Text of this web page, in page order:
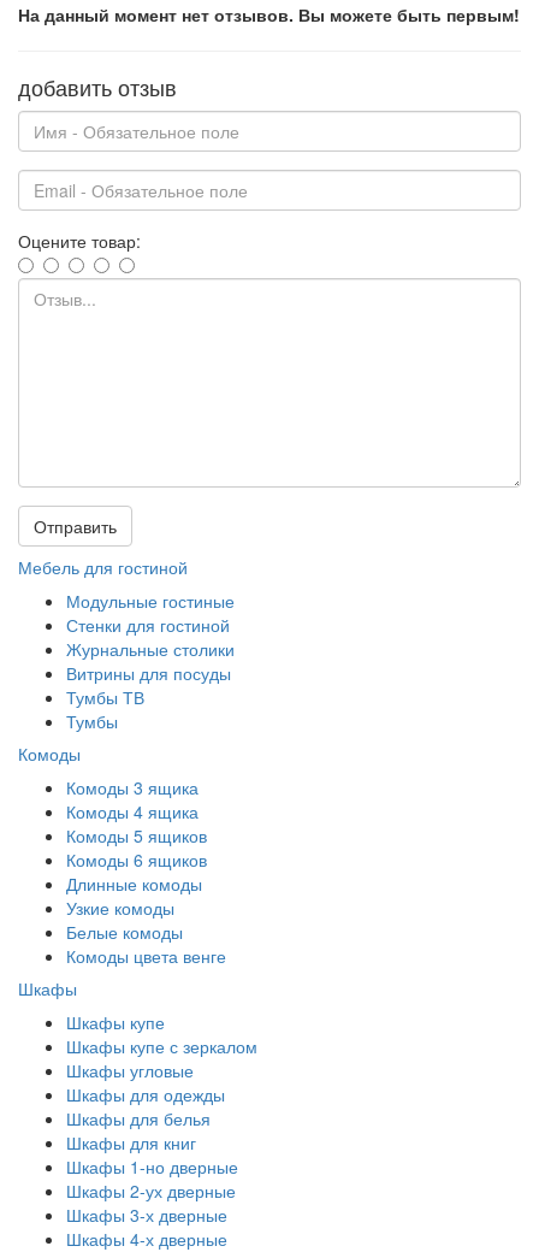
На данный момент нет отзывов. Вы можете быть первым!
добавить отзыв
Оцените товар:
Отправить
Мебель для гостиной
Модульные гостиные
Стенки для гостиной
Журнальные столики
Витрины для посуды
Тумбы ТВ
Тумбы
Комоды
Комоды 3 ящика
Комоды 4 ящика
Комоды 5 ящиков
Комоды 6 ящиков
Длинные комоды
Узкие комоды
Белые комоды
Комоды цвета венге
Шкафы
Шкафы купе
Шкафы купе с зеркалом
Шкафы угловые
Шкафы для одежды
Шкафы для белья
Шкафы для книг
Шкафы 1-но дверные
Шкафы 2-ух дверные
Шкафы 3-х дверные
Шкафы 4-х дверные